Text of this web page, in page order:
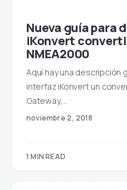
Nueva guía para
iKonvert
NMEA2000
Aquí hay una descripción
interfaz iKonvert un
Gateway,…
noviembre 2, 2018
1 MIN READ